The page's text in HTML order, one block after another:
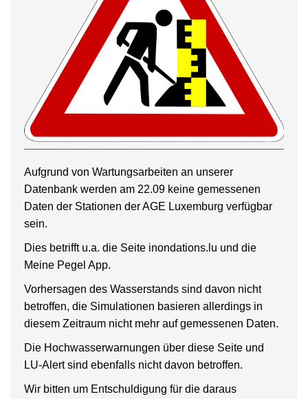
Aufgrund von Wartungsarbeiten an unserer
Datenbank werden am 22.09 keine gemessenen
Daten der Stationen der AGE Luxemburg verfügbar
sein.
Dies betrifft u.a. die Seite inondations.lu und die
Meine Pegel App.
Vorhersagen des Wasserstands sind davon nicht
betroffen, die Simulationen basieren allerdings in
diesem Zeitraum nicht mehr auf gemessenen Daten.
Die Hochwasserwarnungen über diese Seite und
LU-Alert sind ebenfalls nicht davon betroffen.
Wir bitten um Entschuldigung für die daraus